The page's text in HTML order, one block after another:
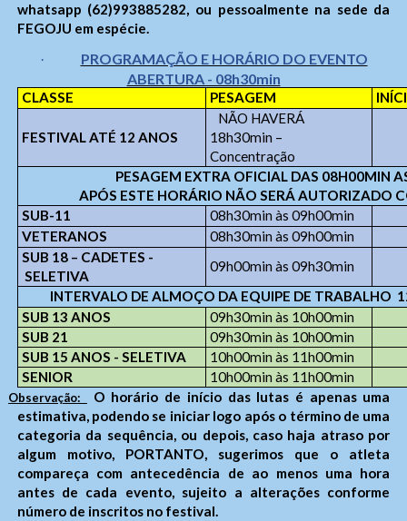
whatsapp (62)993885282, ou pessoalmente na sede da
FEGOJU em espécie.
·
PROGRAMAÇÃO E HORÁRIO DO EVENTO
ABERTURA - 08h30min
CLASSE PESAGEM
FESTIVAL ATÉ 12 ANOS
NÃO HAVERÁ
18h30min –
Concentração
PESAGEM EXTRA OFICIAL DAS 08H00MIN
APÓS ESTE HORÁRIO NÃO SERÁ AUTORIZADO
SUB-11
08h30min às 09h00min
VETERANOS
08h30min às 09h00min
SUB 18 – CADETES -
SELETIVA
09h00min às 09h30min
INTERVALO DE ALMOÇO DA EQUIPE DE TRABALHO
SUB 13 ANOS
09h30min às 10h00min
SUB 21
09h30min às 10h00min
SUB 15 ANOS - SELETIVA
10h00min às 11h00min
SENIOR
10h00min às 11h00min
Observação:
O horário de início das lutas é apenas uma
estimativa, podendo se iniciar logo após o término de uma
categoria da sequência, ou depois, caso haja atraso por
algum motivo, PORTANTO, sugerimos que o atleta
compareça com antecedência de ao menos uma hora
antes de cada evento, sujeito a alterações conforme
número de inscritos no festival.